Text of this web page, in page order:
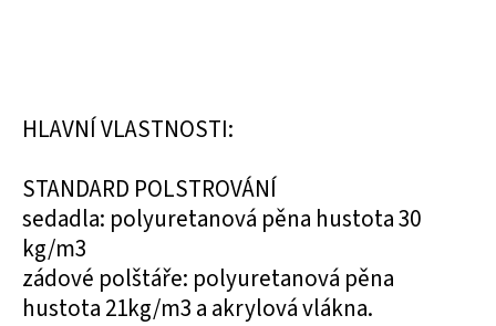
HLAVNÍ VLASTNOSTI:
STANDARD POLSTROVÁNÍ
sedadla: polyuretanová pěna hustota 30
kg/m3
zádové polštáře: polyuretanová pěna
hustota 21kg/m3 a akrylová vlákna.